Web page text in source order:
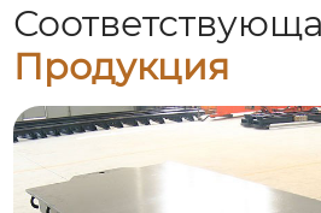
Продукция